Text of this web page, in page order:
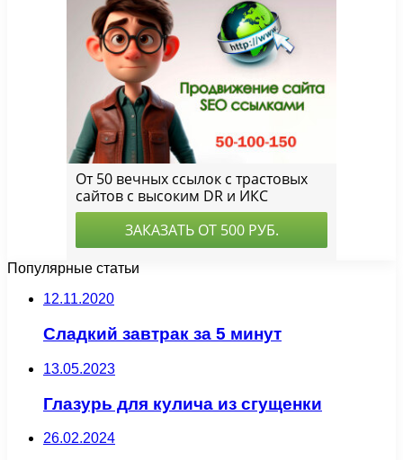
Популярные статьи
12.11.2020
Сладкий завтрак за 5 минут
13.05.2023
Глазурь для кулича из сгущенки
26.02.2024